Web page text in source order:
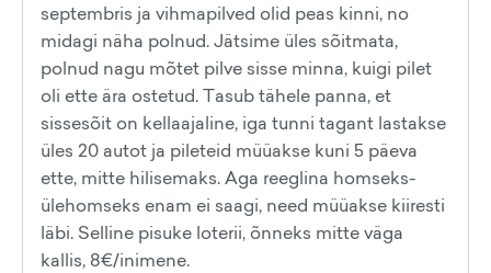
septembris ja vihmapilved olid peas kinni, no
midagi näha polnud. Jätsime üles sõitmata,
polnud nagu mõtet pilve sisse minna, kuigi pilet
oli ette ära ostetud. Tasub tähele panna, et
sissesõit on kellaajaline, iga tunni tagant lastakse
üles 20 autot ja pileteid müüakse kuni 5 päeva
ette, mitte hilisemaks. Aga reeglina homseks-
ülehomseks enam ei saagi, need müüakse kiiresti
läbi. Selline pisuke loterii, õnneks mitte väga
kallis, 8€/inimene.